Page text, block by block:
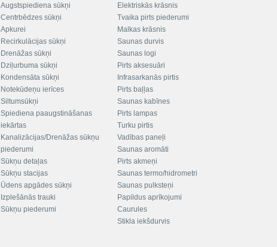
Augstspiediena sūkņi
Centrbēdzes sūkņi
Apkurei
Recirkulācijas sūkņi
Drenāžas sūkņi
Dziļurbuma sūkņi
Kondensāta sūkņi
Notekūdeņu ierīces
Siltumsūkņi
Spiediena paaugstināšanas
iekārtas
Kanalizācijas/Drenāžas sūkņu
piederumi
Sūkņu detaļas
Sūkņu stacijas
Ūdens apgādes sūkņi
Izplešānās trauki
Sūkņu piederumi
Elektriskās krāsnis
Tvaika pirts piederumi
Malkas krāsnis
Saunas durvis
Saunas logi
Pirts aksesuāri
Infrasarkanās pirtis
Pirts baļļas
Saunas kabīnes
Pirts lampas
Turku pirtis
Vadības paneļi
Saunas aromāti
Pirts akmeņi
Saunas termo/hidrometri
Saunas pulksteņi
Papildus aprīkojumi
Caurules
Stikla iekšdurvis